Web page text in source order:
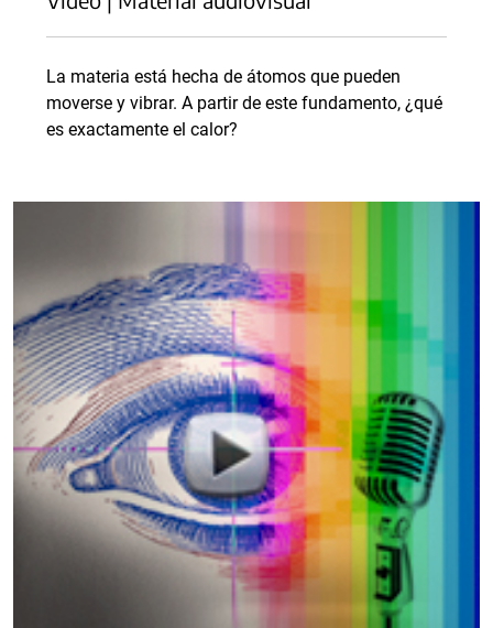
La materia está hecha de átomos que pueden
moverse y vibrar. A partir de este fundamento, ¿qué
es exactamente el calor?